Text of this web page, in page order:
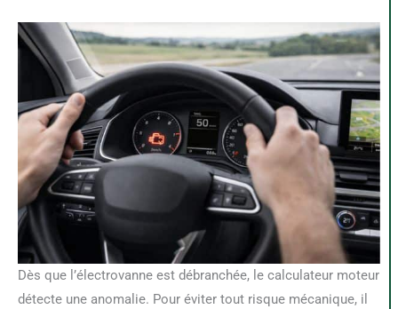
Dès que l’électrovanne est débranchée, le calculateur moteur
détecte une anomalie. Pour éviter tout risque mécanique, il